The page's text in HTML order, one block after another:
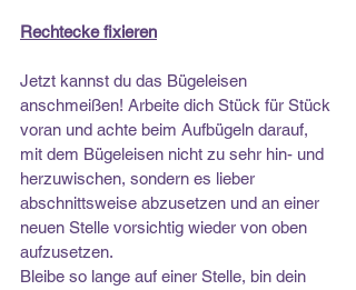
Rechtecke fixieren
Jetzt kannst du das Bügeleisen
anschmeißen! Arbeite dich Stück für Stück
voran und achte beim Aufbügeln darauf,
mit dem Bügeleisen nicht zu sehr hin- und
herzuwischen, sondern es lieber
abschnittsweise abzusetzen und an einer
neuen Stelle vorsichtig wieder von oben
aufzusetzen.
Bleibe so lange auf einer Stelle, bin dein